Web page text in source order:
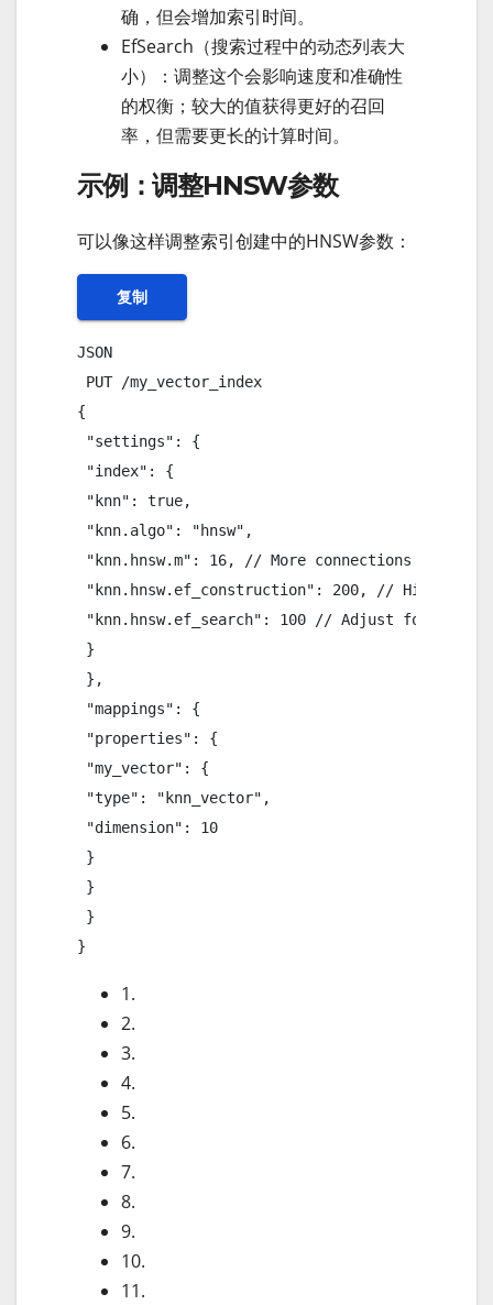
确，但会增加索引时间。
EfSearch（搜索过程中的动态列表大
小）：调整这个会影响速度和准确性
的权衡；较大的值获得更好的召回
率，但需要更长的计算时间。
示例：调整HNSW参数
可以像这样调整索引创建中的HNSW参数：
复制
JSON
PUT /my_vector_index
{
"settings": {
"index": {
"knn": true,
"knn.algo": "hnsw",
"knn.hnsw.m": 16, // More connections
"knn.hnsw.ef_construction": 200, // Higher
"knn.hnsw.ef_search": 100 // Adjust for search
}
},
"mappings": {
"properties": {
"my_vector": {
"type": "knn_vector",
"dimension": 10
}
}
}
}
1.
2.
3.
4.
5.
6.
7.
8.
9.
10.
11.